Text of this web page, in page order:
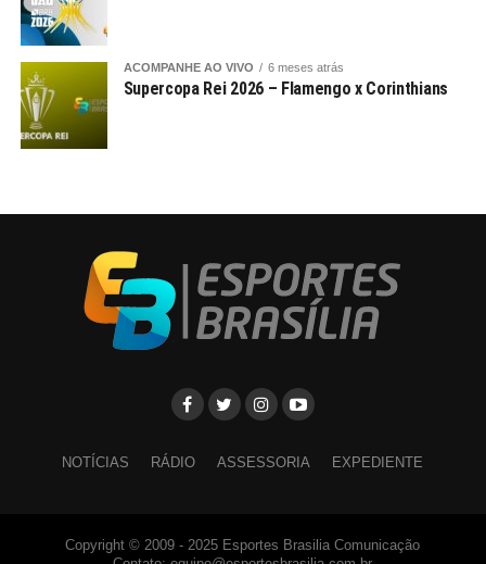
ACOMPANHE AO VIVO 6 meses atrás
Supercopa Rei 2026 – Flamengo x Corinthians
NOTÍCIAS RÁDIO ASSESSORIA EXPEDIENTE
Copyright © 2009 - 2025 Esportes Brasilia Comunicação